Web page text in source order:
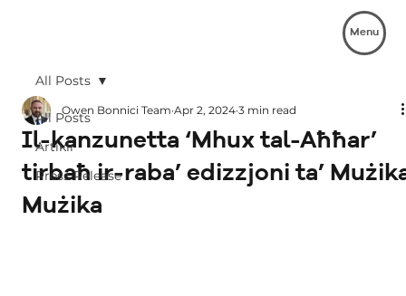
Menu
All Posts
Artikli
Press Release
All Posts
Il-kanzunetta ‘Mhux tal-Aħħar’
tirbaħ ir-raba’ edizzjoni ta’
Mużika
Owen Bonnici Team Apr 2, 2024 3 min read